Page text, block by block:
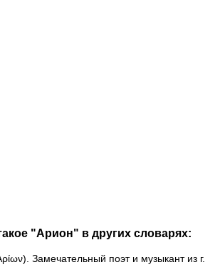
"Арион" в других словарях:
Замечательный поэт и музыкант из г.